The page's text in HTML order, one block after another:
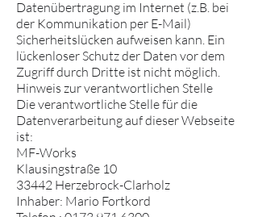
Datenübertragung im Internet (z.B. bei
der Kommunikation per E-Mail)
Sicherheitslücken aufweisen kann. Ein
lückenloser Schutz der Daten vor dem
Zugriff durch Dritte ist nicht möglich.
Hinweis zur verantwortlichen Stelle
Die verantwortliche Stelle für die
Datenverarbeitung auf dieser Webseite
ist:
MF-Works
Klausingstraße 10
33442 Herzebrock-Clarholz
Inhaber: Mario Fortkord